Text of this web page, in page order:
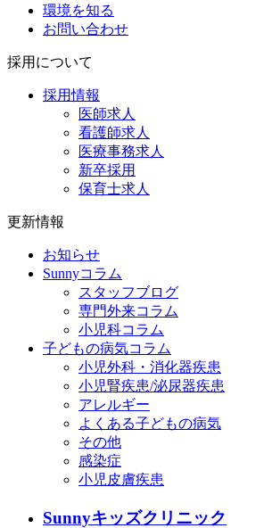
環境を知る
お問い合わせ
採用について
採用情報
医師求人
看護師求人
医療事務求人
新卒採用
保育士求人
更新情報
お知らせ
Sunnyコラム
スタッフブログ
専門外来コラム
小児科コラム
子どもの病気コラム
小児外科・消化器疾患
小児腎疾患/泌尿器疾患
アレルギー
よくある子どもの病気
その他
感染症
小児皮膚疾患
Sunnyキッズクリニック